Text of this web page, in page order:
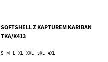
SOFTSHELL Z KAPTUREM KARIBAN
TKA/K413
S M L XL XXL 3XL 4XL